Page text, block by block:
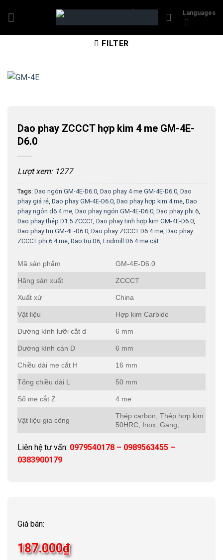
Languages
FILTER
Dao phay ZCCCT hợp kim 4 me GM-4E-
D6.0
Lượt xem: 1277
Tags: Dao ngón GM-4E-D6.0, Dao phay 4 me GM-4E-D6.0, Dao
phay giá rẻ, Dao phay GM-4E-D6.0, Dao phay hợp kim 4 me, Dao
phay ngón d6 4 me, Dao phay ngón GM-4E-D6.0, Dao phay phi 6,
Dao phay thép D1.5 ZCCCT, Dao phay tinh hợp kim GM-4E-D6.0,
Dao phay trụ GM-4E-D6.0, Dao phay ZCCCT D6 4 me, Dao phay
ZCCCT phi 6 4 me, Dao trụ D6, Endmill D6 4 me cắt
Mã sản phẩm GM-4E-D6.0
Hãng sản xuất ZCCCT
Xuất xứ China
Vật liệu Hợp kim Carbide
Đường kính lưỡi cắt d 6 mm
Đường kính cán D 6 mm
Chiều dài me cắt H 16 mm
Tổng chiều dài L 50 mm
Số me cắt Z 4 me
Vật liệu gia công
Thép carbon, Thép hợp kim
50HRC, Inox, Gang,
Liên hệ tư vấn: 0979540178 – 0989563455 –
0383900179
Giá bán:
187.000₫